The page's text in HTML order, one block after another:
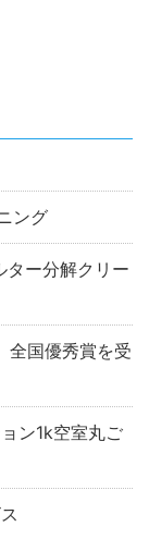
ング
ー分解クリー
全国優秀賞を受
ン1k空室丸ご